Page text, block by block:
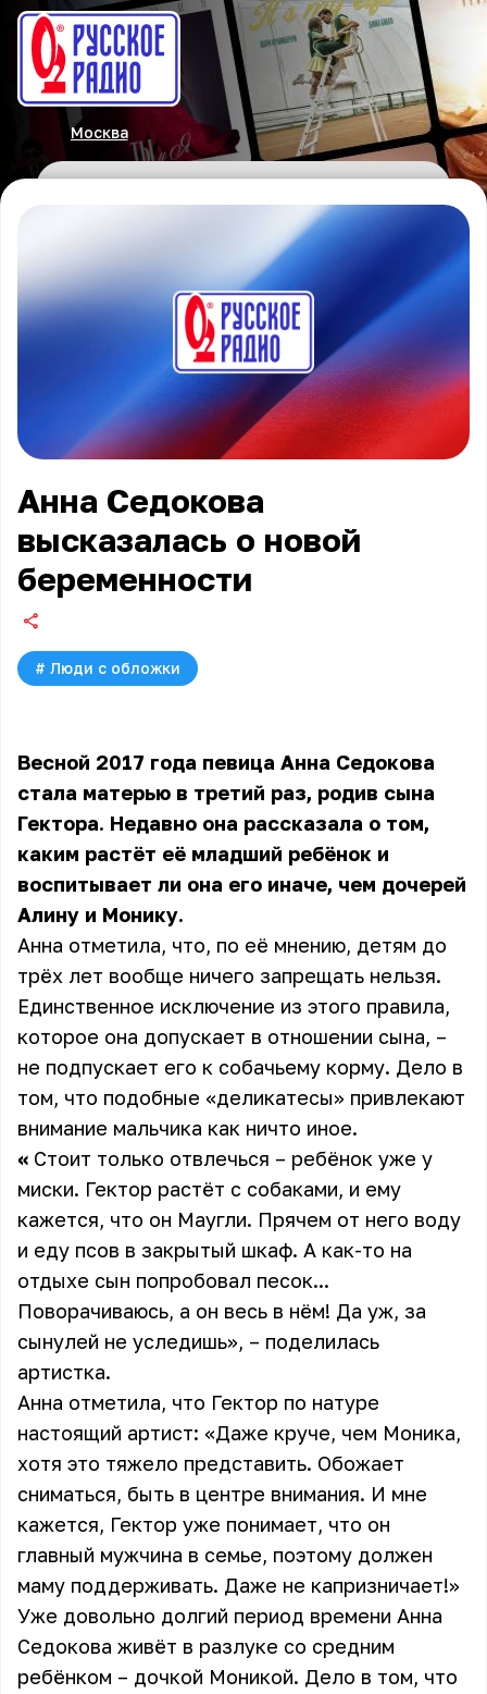
Москва
Анна Седокова
высказалась о новой
беременности
# Люди с обложки
Весной 2017 года певица Анна Седокова
стала матерью в третий раз, родив сына
Гектора. Недавно она рассказала о том,
каким растёт её младший ребёнок и
воспитывает ли она его иначе, чем дочерей
Алину и Монику.
Анна отметила, что, по её мнению, детям до
трёх лет вообще ничего запрещать нельзя.
Единственное исключение из этого правила,
которое она допускает в отношении сына, –
не подпускает его к собачьему корму. Дело в
том, что подобные «деликатесы» привлекают
внимание мальчика как ничто иное.
« Стоит только отвлечься – ребёнок уже у
миски. Гектор растёт с собаками, и ему
кажется, что он Маугли. Прячем от него воду
и еду псов в закрытый шкаф. А как-то на
отдыхе сын попробовал песок...
Поворачиваюсь, а он весь в нём! Да уж, за
сынулей не уследишь», – поделилась
артистка.
Анна отметила, что Гектор по натуре
настоящий артист: «Даже круче, чем Моника,
хотя это тяжело представить. Обожает
сниматься, быть в центре внимания. И мне
кажется, Гектор уже понимает, что он
главный мужчина в семье, поэтому должен
маму поддерживать. Даже не капризничает!»
Уже довольно долгий период времени Анна
Седокова живёт в разлуке со средним
ребёнком – дочкой Моникой. Дело в том, что